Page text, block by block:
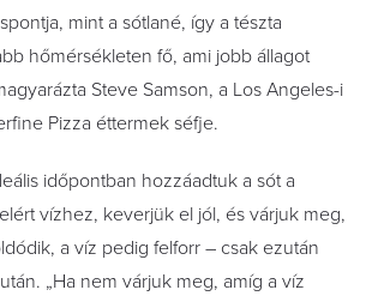
mint a sótlané, így a tészta
hőmérsékleten fő, ami jobb állagot
Steve Samson, a Los Angeles-i
Pizza éttermek séfje.
időpontban hozzáadtuk a sót a
vízhez, keverjük el jól, és várjuk meg,
a víz pedig felforr – csak ezután
„Ha nem várjuk meg, amíg a víz